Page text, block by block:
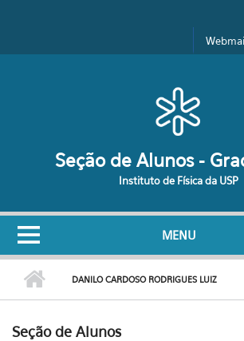
Formulário de
Seção de Alunos -
Instituto de Física da USP
MENU
DANILO CARDOSO RODRIGUES LUIZ
Seção de Alunos